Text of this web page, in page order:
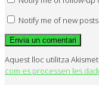
Notify me of new
Aquest lloc utilitza
com es processen les